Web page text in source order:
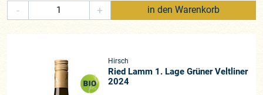
- + in den Warenkorb
Hirsch
Ried Lamm 1. Lage Grüner Veltliner
2024